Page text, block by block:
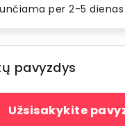
per 2-5 dienas
pavyzdys
Užsisakykite